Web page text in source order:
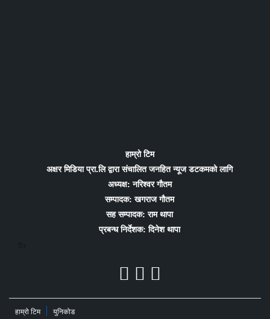
हाम्रो टिम
अक्षर मिडिया प्रा.लि द्वारा संचालित जनहित न्यूज डटकमको लागि
अध्यक्ष: नरिश्वर गौतम
सम्पादक: खगराज गौतम
सह सम्पादक: राम थापा
प्रबन्ध निर्देशक: दिनेश थापा
हाम्रो टिम युनिकोड